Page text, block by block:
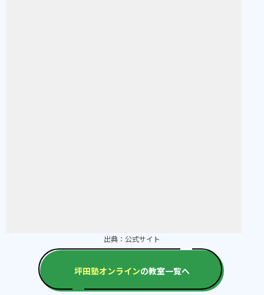
出典： 公式サイト
坪田塾オンラインの教室一覧へ